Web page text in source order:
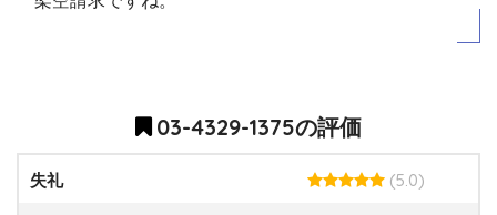
03-4329-1375の評価
失礼 (5.0)